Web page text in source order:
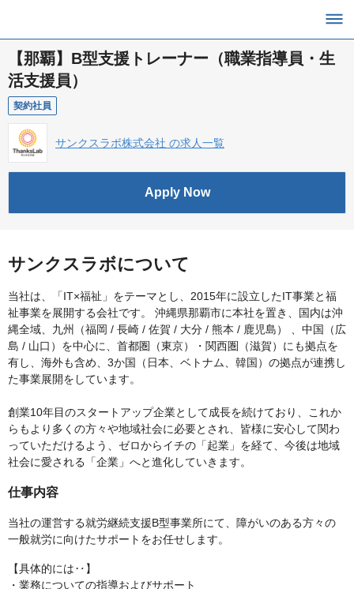
【那覇】B型支援トレーナー（職業指導員・生
活支援員）
契約社員
サンクスラボ株式会社 の求人一覧
Apply Now
サンクスラボについて
当社は、「IT×福祉」をテーマとし、2015年に設立したIT事業と福
祉事業を展開する会社です。 沖縄県那覇市に本社を置き、国内は沖
縄全域、九州（福岡 / 長崎 / 佐賀 / 大分 / 熊本 / 鹿児島） 、中国（広
島 / 山口）を中心に、首都圏（東京）・関西圏（滋賀）にも拠点を
有し、海外も含め、3か国（日本、ベトナム、韓国）の拠点が連携し
た事業展開をしています。
創業10年目のスタートアップ企業として成長を続けており、これか
らもより多くの方々や地域社会に必要とされ、皆様に安心して関わ
っていただけるよう、ゼロからイチの「起業」を経て、今後は地域
社会に愛される「企業」へと進化していきます。
仕事内容
当社の運営する就労継続支援B型事業所にて、障がいのある方々の
一般就労に向けたサポートをお任せします。
【具体的には‥】
・業務についての指導およびサポート